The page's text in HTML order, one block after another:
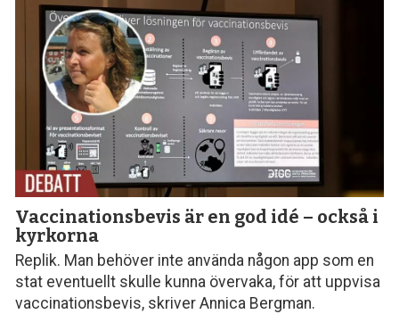
Vaccinationsbevis är en god idé – också i
kyrkorna
Replik. Man behöver inte använda någon app som en
stat eventuellt skulle kunna övervaka, för att uppvisa
vaccinationsbevis, skriver Annica Bergman.